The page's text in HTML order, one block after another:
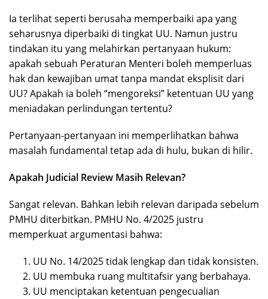
Ia terlihat seperti berusaha memperbaiki apa yang
seharusnya diperbaiki di tingkat UU. Namun justru
tindakan itu yang melahirkan pertanyaan hukum:
apakah sebuah Peraturan Menteri boleh memperluas
hak dan kewajiban umat tanpa mandat eksplisit dari
UU? Apakah ia boleh “mengoreksi” ketentuan UU yang
meniadakan perlindungan tertentu?
Pertanyaan-pertanyaan ini memperlihatkan bahwa
masalah fundamental tetap ada di hulu, bukan di hilir.
Apakah Judicial Review Masih Relevan?
Sangat relevan. Bahkan lebih relevan daripada sebelum
PMHU diterbitkan. PMHU No. 4/2025 justru
memperkuat argumentasi bahwa:
UU No. 14/2025 tidak lengkap dan tidak konsisten.
UU membuka ruang multitafsir yang berbahaya.
UU menciptakan ketentuan pengecualian